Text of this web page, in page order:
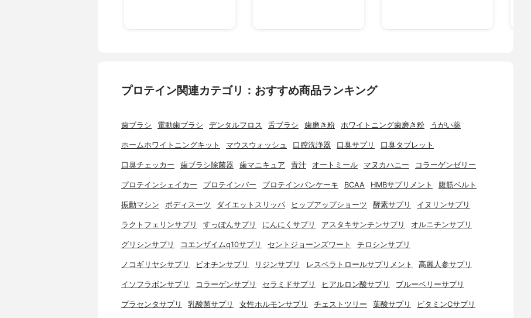
プロテイン関連カテゴリ：おすすめ商品ランキング
歯ブラシ 電動歯ブラシ デンタルフロス 舌ブラシ 歯磨き粉 ホワイトニング歯磨き粉 うがい薬
ホームホワイトニングキット マウスウォッシュ 口腔洗浄器 口臭サプリ 口臭タブレット
口臭チェッカー 歯ブラシ除菌器 歯マニキュア 青汁 オートミール マヌカハニー コラーゲンゼリー
プロテインシェイカー プロテインバー プロテインパンケーキ BCAA HMBサプリメント 腹筋ベルト
振動マシン ボディスーツ ダイエットスリッパ ヒップアップショーツ 酵素サプリ イヌリンサプリ
ラクトフェリンサプリ すっぽんサプリ にんにくサプリ アスタキサンチンサプリ オルニチンサプリ
グリシンサプリ コエンザイムq10サプリ セントジョーンズワート チロシンサプリ
ノコギリヤシサプリ ビオチンサプリ リジンサプリ レスベラトロールサプリメント 高麗人参サプリ
イソフラボンサプリ コラーゲンサプリ セラミドサプリ ヒアルロン酸サプリ ブルーベリーサプリ
プラセンタサプリ 乳酸菌サプリ 女性ホルモンサプリ チェストツリー 葉酸サプリ ビタミンCサプリ